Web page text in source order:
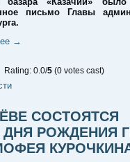
письмо Главы
→
Rating: 0.0/5 (0 votes cast)
СОСТОЯТСЯ
ДНЯ РОЖДЕНИЯ